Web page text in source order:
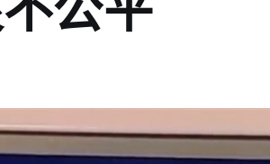
公平